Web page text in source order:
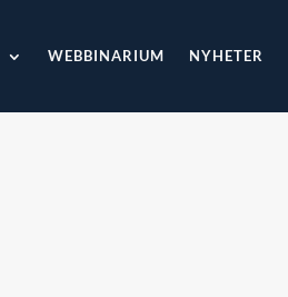
WEBBINARIUM NYHETER